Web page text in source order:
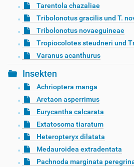
Tarentola chazaliae
Tribolonotus gracilis und T.
Tribolonotus novaeguineae
Tropiocolotes steudneri und
Varanus acanthurus
Insekten
Achrioptera manga
Aretaon asperrimus
Eurycantha calcarata
Extatosoma tiaratum
Heteropteryx dilatata
Medauroidea extradentata
Pachnoda marginata